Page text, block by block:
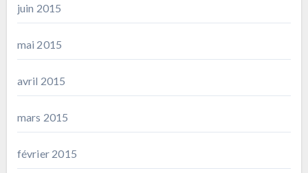
juin 2015
mai 2015
avril 2015
mars 2015
février 2015